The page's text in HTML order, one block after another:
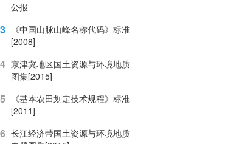
公报
3
《中国山脉山峰名称代码》标准
[2008]
4 京津冀地区国土资源与环境地质
图集[2015]
5
《基本农田划定技术规程》标准
[2011]
6 长江经济带国土资源与环境地质